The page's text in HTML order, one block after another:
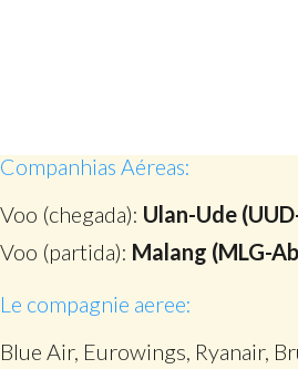
Companhias Aéreas:
Voo (chegada): Ulan-Ude
Voo (partida): Malang (MLG-
Le compagnie aeree:
Blue Air, Eurowings, Ryanair,